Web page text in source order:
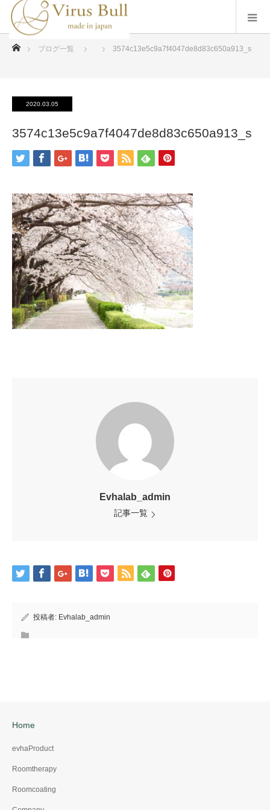
ブログ一覧 3574c13e5c9a7f4047de8d83c650a913_s
2020.03.05
3574c13e5c9a7f4047de8d83c650a913_s
Evhalab_admin
記事一覧
投稿者: Evhalab_admin
Home
evhaProduct
Roomtherapy
Roomcoating